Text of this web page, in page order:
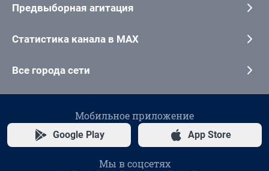
Предвыборная агитация
Статистика канала в MAX
Все города сети
Мобильное приложение
Google Play App Store
Мы в соцсетях